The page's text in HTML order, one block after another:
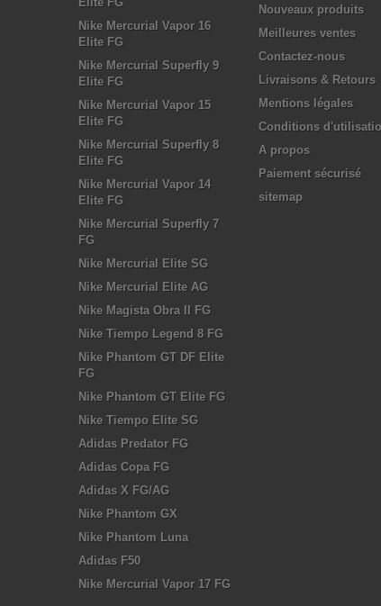
Nike Mercurial Vapor 16
Elite FG
Nike Mercurial Superfly 9
Elite FG
Nike Mercurial Vapor 15
Elite FG
Nike Mercurial Superfly 8
Elite FG
Nike Mercurial Vapor 14
Elite FG
Nike Mercurial Superfly 7
FG
Nike Mercurial Elite SG
Nike Mercurial Elite AG
Nike Magista Obra II FG
Nike Tiempo Legend 8 FG
Nike Phantom GT DF Elite
FG
Nike Phantom GT Elite FG
Nike Tiempo Elite SG
Adidas Predator FG
Adidas Copa FG
Adidas X FG/AG
Nike Phantom GX
Nike Phantom Luna
Adidas F50
Nike Mercurial Vapor 17 FG
Nouveaux produits
Meilleures ventes
Contactez-nous
Livraisons & Retours
Mentions légales
Conditions
A propos
Paiement sécurisé
sitemap